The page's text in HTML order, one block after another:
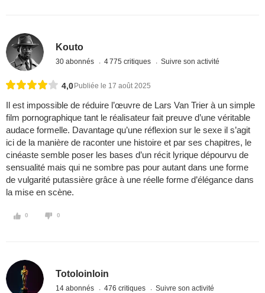
Kouto
30 abonnés 4 775 critiques Suivre son activité
4,0 Publiée le 17 août 2025
Il est impossible de réduire l’œuvre de Lars Van Trier à un simple
film pornographique tant le réalisateur fait preuve d’une véritable
audace formelle. Davantage qu’une réflexion sur le sexe il s’agit
ici de la manière de raconter une histoire et par ses chapitres, le
cinéaste semble poser les bases d’un récit lyrique dépourvu de
sensualité mais qui ne sombre pas pour autant dans une forme
de vulgarité putassière grâce à une réelle forme d’élégance dans
la mise en scène.
0 0
Totoloinloin
14 abonnés 476 critiques Suivre son activité